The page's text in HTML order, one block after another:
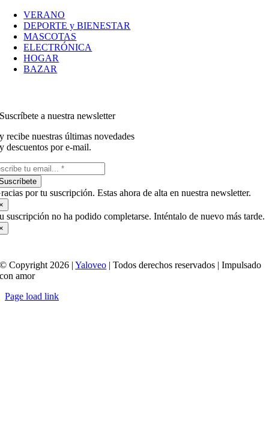
VERANO
DEPORTE y BIENESTAR
MASCOTAS
ELECTRÓNICA
HOGAR
BAZAR
Suscríbete a nuestra newsletter
y recibe nuestras últimas novedades
y descuentos por e-mail.
por tu suscripción. Estas ahora de alta en nuestra newsletter.
suscripción no ha podido completarse. Inténtalo de nuevo más tarde.
© Copyright 2026 |Yaloveo | Todos derechos reservados | Impulsado
con amor
Page load link